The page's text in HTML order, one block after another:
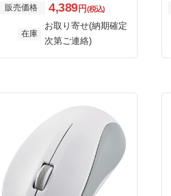
販売価格 4,389円(税込)
在庫
お取り寄せ(納期確定
次第ご連絡)